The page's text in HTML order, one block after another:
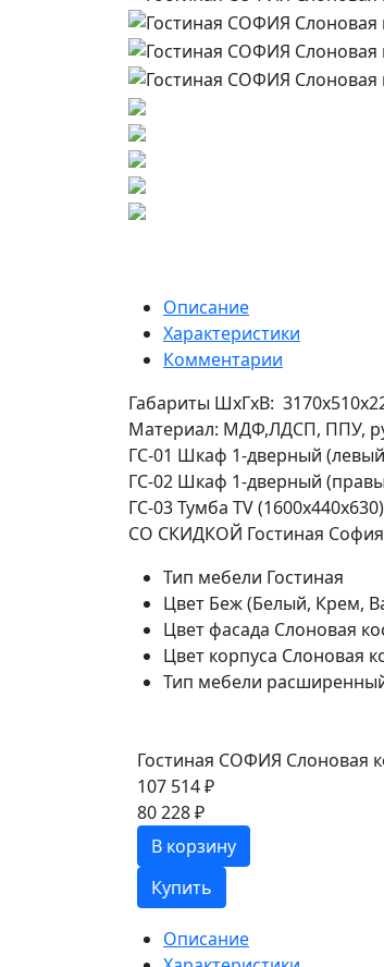
Описание
Характеристики
Комментарии
Габариты ШхГхВ:
Материал: МДФ,ЛДСП, ППУ,
ГС-01 Шкаф 1-дверный
ГС-02 Шкаф 1-дверный
ГС-03 Тумба TV
СО СКИДКОЙ Гостиная
Тип мебели Гостиная
Цвет Беж (Белый, Крем,
Цвет фасада Слоновая
Цвет корпуса Слоновая
Тип мебели
Гостиная СОФИЯ Слоновая
107 514 ₽
80 228 ₽
В корзину
Купить
Описание